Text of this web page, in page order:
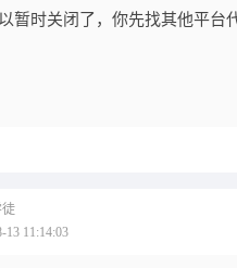
暂时关闭了，你先找其他平台
13 11:14:03